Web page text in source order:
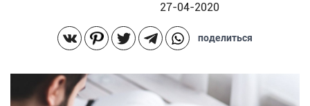
поделиться
27-04-2020